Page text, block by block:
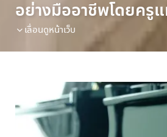
อย่างมืออาชีพโดยครู
เลื่อนดูหน้าเว็บ